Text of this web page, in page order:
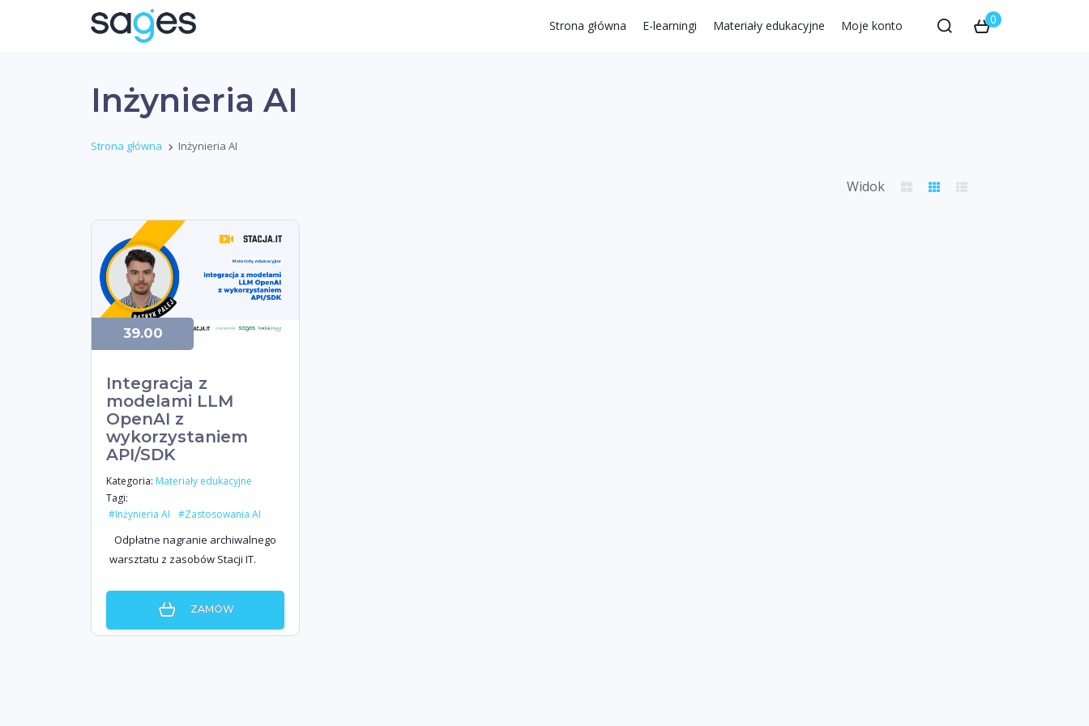
Strona główna E-learningi Materiały edukacyjne Moje konto 0
Inżynieria AI
Strona główna Inżynieria AI
Widok
Integracja z
modelami LLM
OpenAI z
wykorzystaniem
API/SDK
Kategoria: Materiały edukacyjne
Tagi:
#Inżynieria AI
#Zastosowania AI
Odpłatne nagranie archiwalnego
warsztatu z zasobów Stacji IT.
39.00
ZAMÓW